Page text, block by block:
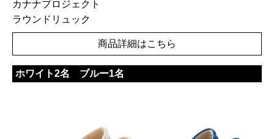
カナナプロジェクト
ラウンドリュック
商品詳細はこちら
ホワイト2名 ブルー1名